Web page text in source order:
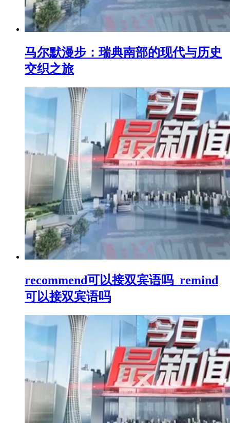
马尔默漫步：瑞典南部的现代与历史
交织之旅
recommend可以接双宾语吗_remind
可以接双宾语吗